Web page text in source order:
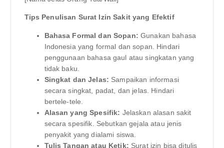
Tips Penulisan Surat Izin Sakit yang Efektif
Bahasa Formal dan Sopan: Gunakan bahasa
Indonesia yang formal dan sopan. Hindari
penggunaan bahasa gaul atau singkatan yang
tidak baku.
Singkat dan Jelas: Sampaikan informasi
secara singkat, padat, dan jelas. Hindari
bertele-tele.
Alasan yang Spesifik: Jelaskan alasan sakit
secara spesifik. Sebutkan gejala atau jenis
penyakit yang dialami siswa.
Tulis Tangan atau Ketik: Surat izin bisa ditulis